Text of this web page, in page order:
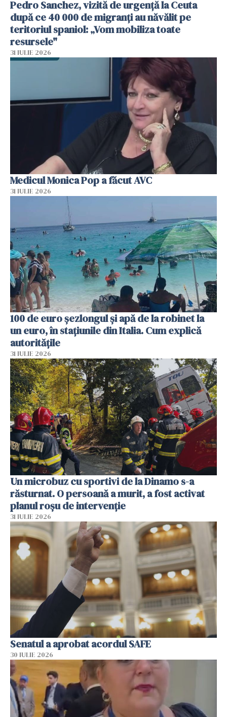
Pedro Sanchez, vizită de urgență la Ceuta
după ce 40 000 de migranți au năvălit pe
teritoriul spaniol: „Vom mobiliza toate
resursele"
31 IULIE 2026
Medicul Monica Pop a făcut AVC
31 IULIE 2026
100 de euro șezlongul și apă de la robinet la
un euro, în stațiunile din Italia. Cum explică
autoritățile
31 IULIE 2026
Un microbuz cu sportivi de la Dinamo s-a
răsturnat. O persoană a murit, a fost activat
planul roșu de intervenție
31 IULIE 2026
Senatul a aprobat acordul SAFE
30 IULIE 2026